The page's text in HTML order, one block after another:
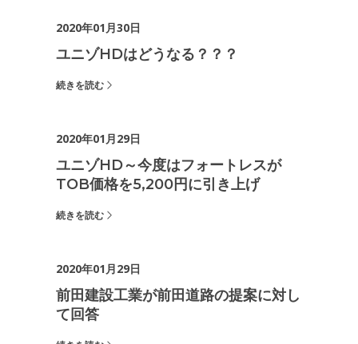
2020年01月30日
ユニゾHDはどうなる？？？
続きを読む
2020年01月29日
ユニゾHD～今度はフォートレスが
TOB価格を5,200円に引き上げ
続きを読む
2020年01月29日
前田建設工業が前田道路の提案に対し
て回答